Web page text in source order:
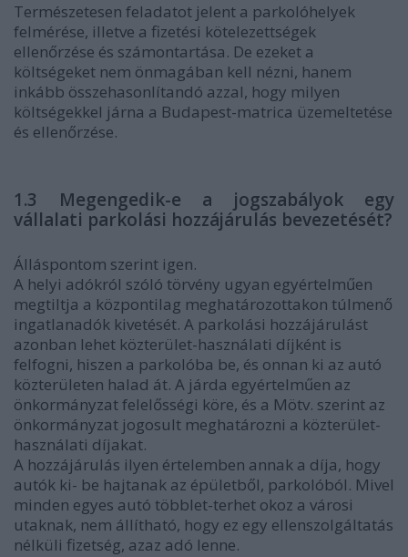
Természetesen feladatot jelent a parkolóhelyek
felmérése, illetve a fizetési kötelezettségek
ellenőrzése és számontartása. De ezeket a
költségeket nem önmagában kell nézni, hanem
inkább összehasonlítandó azzal, hogy milyen
költségekkel járna a Budapest-matrica üzemeltetése
és ellenőrzése.
1.3 Megengedik-e a jogszabályok egy
vállalati parkolási hozzájárulás bevezetését?
Álláspontom szerint igen.
A helyi adókról szóló törvény ugyan egyértelműen
megtiltja a központilag meghatározottakon túlmenő
ingatlanadók kivetését. A parkolási hozzájárulást
azonban lehet közterület-használati díjként is
felfogni, hiszen a parkolóba be, és onnan ki az autó
közterületen halad át. A járda egyértelműen az
önkormányzat felelősségi köre, és a Mötv. szerint az
önkormányzat jogosult meghatározni a közterület-
használati díjakat.
A hozzájárulás ilyen értelemben annak a díja, hogy
autók ki- be hajtanak az épületből, parkolóból. Mivel
minden egyes autó többlet-terhet okoz a városi
utaknak, nem állítható, hogy ez egy ellenszolgáltatás
nélküli fizetség, azaz adó lenne.